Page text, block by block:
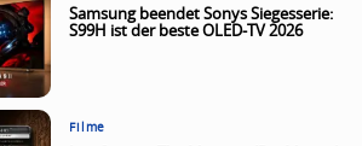
Samsung beendet Sonys Siegesserie:
S99H ist der beste OLED-TV 2026
Filme